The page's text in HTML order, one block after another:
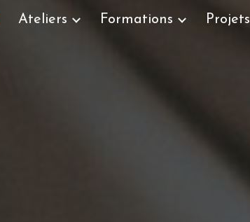
Skip to navigation
Ateliers Formations Projets